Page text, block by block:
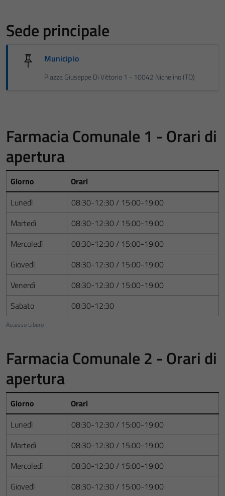
Sede principale
Municipio
Piazza Giuseppe Di Vittorio 1 - 10042 Nichelino (TO)
Farmacia Comunale 1 - Orari di
apertura
Accesso Libero
Giorno
Orari
Lunedì
08:30-12:30 / 15:00-19:00
Martedì
08:30-12:30 / 15:00-19:00
Mercoledì
08:30-12:30 / 15:00-19:00
Giovedì
08:30-12:30 / 15:00-19:00
Venerdì
08:30-12:30 / 15:00-19:00
Sabato
08:30-12:30
Farmacia Comunale 2 - Orari di
apertura
Giorno
Orari
Lunedì
08:30-12:30 / 15:00-19:00
Martedì
08:30-12:30 / 15:00-19:00
Mercoledì
08:30-12:30 / 15:00-19:00
Giovedì
08:30-12:30 / 15:00-19:00